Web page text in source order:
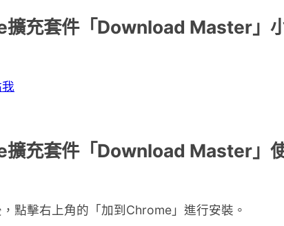
充套件「Download Master」
充套件「Download Master」
點擊右上角的「加到Chrome」進行安裝。